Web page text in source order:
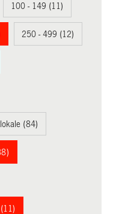
100 - 149 (11)
250 - 499 (12)
(84)